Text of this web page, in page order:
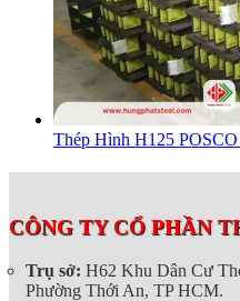
Thép Hình H125
CÔNG TY CỔ PHẦN
Trụ sở: H62 Khu Dân Cư
Phường Thới An, TP HCM.